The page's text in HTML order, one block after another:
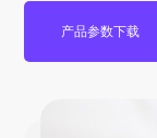
产品参数下载